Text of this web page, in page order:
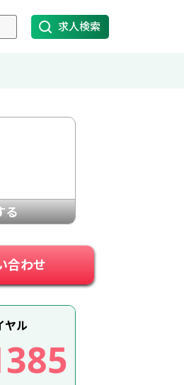
求人検索
る
合わせ
ヤル